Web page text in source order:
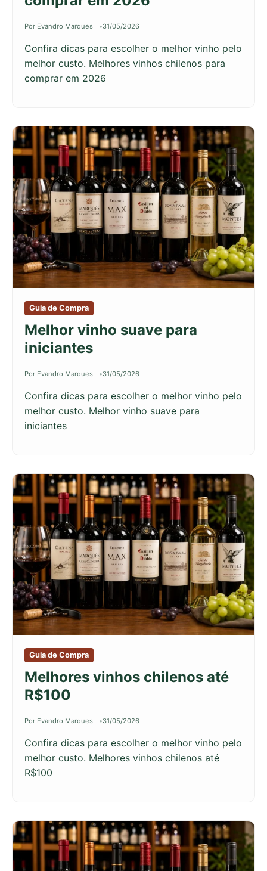
Por Evandro Marques 31/05/2026
Confira dicas para escolher o melhor vinho pelo
melhor custo. Melhores vinhos chilenos para
comprar em 2026
Guia de Compra
Melhor vinho suave para
iniciantes
Por Evandro Marques 31/05/2026
Confira dicas para escolher o melhor vinho pelo
melhor custo. Melhor vinho suave para
iniciantes
Guia de Compra
Melhores vinhos chilenos até
R$100
Por Evandro Marques 31/05/2026
Confira dicas para escolher o melhor vinho pelo
melhor custo. Melhores vinhos chilenos até
R$100